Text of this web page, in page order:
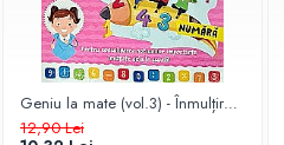
Geniu la mate (vol.3) - Înmulțirea
și împărțirea
12,90 Lei